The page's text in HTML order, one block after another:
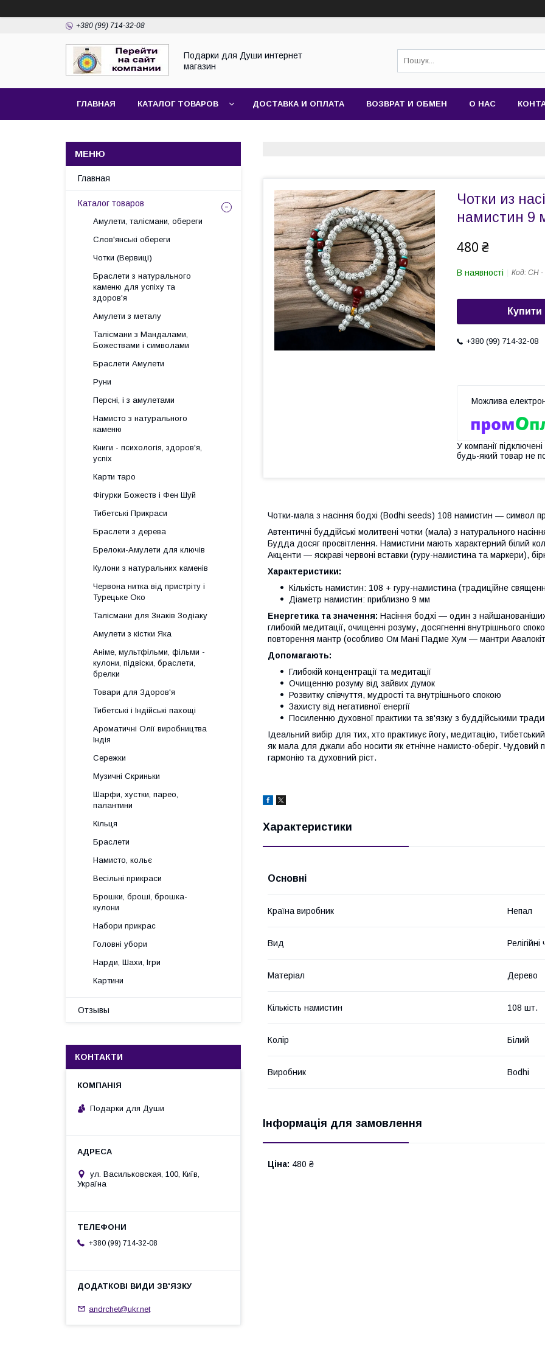
+380 (99) 714-32-08
Подарки для Души интернет
магазин
ГЛАВНАЯ КАТАЛОГ ТОВАРОВ ДОСТАВКА И ОПЛАТА ВОЗВРАТ И ОБМЕН О НАС
Чотки из
намистин 9
480 ₴
В наявності Код: CH -
Купити
+380 (99) 714-32-08
У компанії
будь-який товар не
Чотки-мала з насіння бодхі (Bodhi seeds) 108 намистин — символ
Автентичні буддійські молитвені чотки (мала) з натурального
Будда досяг просвітлення. Намистини мають характерний білий
Акценти — яскраві червоні вставки (гуру-намистина та маркери),
Характеристики:
Кількість намистин: 108 + гуру-намистина (традиційне
Діаметр намистин: приблизно 9 мм
Енергетика та значення: Насіння бодхі — один з
глибокій медитації, очищенні розуму, досягненні внутрішнього
повторення мантр (особливо Ом Мані Падме Хум — мантри
Допомагають:
Глибокій концентрації та медитації
Очищенню розуму від зайвих думок
Розвитку співчуття, мудрості та внутрішнього спокою
Захисту від негативної енергії
Посиленню духовної практики та зв'язку з буддійськими
Ідеальний вибір для тих, хто практикує йогу, медитацію,
як мала для джапи або носити як етнічне намисто-оберіг. Чудовий
гармонію та духовний ріст.
Характеристики
Основні
Країна виробник Непал
Вид Релігійні
Матеріал Дерево
Кількість намистин 108 шт.
Колір Білий
Виробник Bodhi
Інформація для замовлення
Ціна: 480 ₴
Главная
Каталог товаров
Амулети, талісмани, обереги
Слов'янські обереги
Чотки (Вервиці)
Браслети з натурального
каменю для успіху та
здоров'я
Амулети з металу
Талісмани з Мандалами,
Божествами і символами
Браслети Амулети
Руни
Персні, і з амулетами
Намисто з натурального
каменю
Книги - психологія, здоров'я,
успіх
Карти таро
Фігурки Божеств і Фен Шуй
Тибетські Прикраси
Браслети з дерева
Брелоки-Амулети для ключів
Кулони з натуральних каменів
Червона нитка від пристріту і
Турецьке Око
Талісмани для Знаків Зодіаку
Амулети з кістки Яка
Аніме, мультфільми, фільми -
кулони, підвіски, браслети,
брелки
Товари для Здоров'я
Тибетські і Індійські пахощі
Ароматичні Олії виробництва
Індія
Сережки
Музичні Скриньки
Шарфи, хустки, парео,
палантини
Кільця
Браслети
Намисто, кольє
Весільні прикраси
Брошки, броші, брошка-
кулони
Набори прикрас
Головні убори
Нарди, Шахи, Ігри
Картини
Отзывы
КОНТАКТИ
Подарки для Души
ул. Васильковская, 100, Київ,
Україна
+380 (99) 714-32-08
andrchet@ukr.net